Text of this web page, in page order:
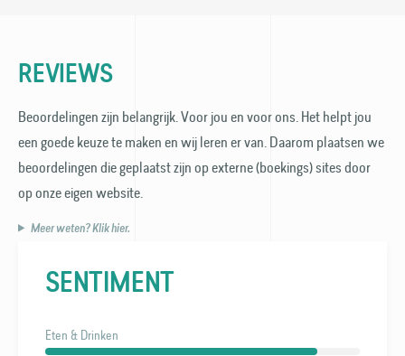
REVIEWS
Beoordelingen zijn belangrijk. Voor jou en voor ons. Het helpt jou
een goede keuze te maken en wij leren er van. Daarom plaatsen we
beoordelingen die geplaatst zijn op externe (boekings) sites door
op onze eigen website.
Meer weten? Klik hier.
SENTIMENT
Eten & Drinken